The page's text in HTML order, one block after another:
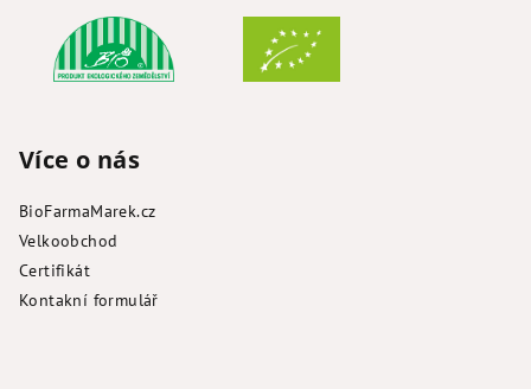
Více o nás
BioFarmaMarek.cz
Velkoobchod
Certifikát
Kontakní formulář